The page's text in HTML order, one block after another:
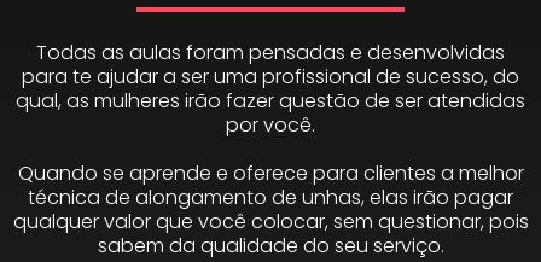
Todas as aulas foram pensadas e desenvolvidas
para te ajudar a ser uma profissional de sucesso, do
qual, as mulheres irão fazer questão de ser atendidas
por você.
Quando se aprende e oferece para clientes a melhor
técnica de alongamento de unhas, elas irão pagar
qualquer valor que você colocar, sem questionar, pois
sabem da qualidade do seu serviço.